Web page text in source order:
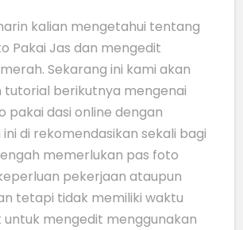
kalian mengetahui tentang
Pakai Jas dan mengedit
Sekarang ini kami akan
berikutnya mengenai
pakai dasi online dengan
di rekomendasikan sekali bagi
memerlukan pas foto
pekerjaan ataupun
tetapi tidak memiliki waktu
untuk mengedit menggunakan